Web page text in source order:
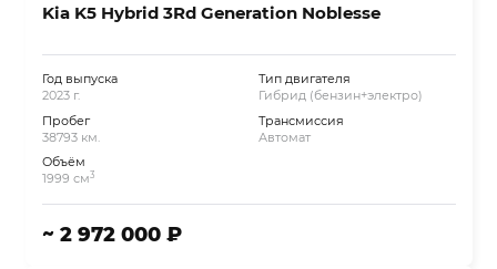
Kia K5 Hybrid 3Rd Generation Noblesse
Год выпуска
2023 г.
Пробег
38793 км.
Объём
1999 см3
Тип двигателя
Гибрид (бензин+электро)
Трансмиссия
Автомат
~ 2 972 000 ₽